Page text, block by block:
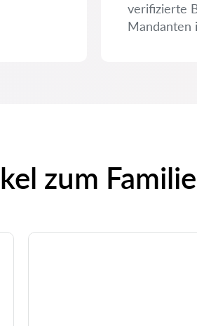
verifizierte
Mandanten
zum